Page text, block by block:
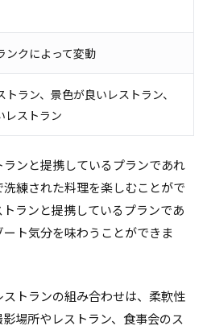
ンクによって変動
ラン、景色が良いレストラン、
レストラン
ンと提携しているプランであれ
練された料理を楽しむことがで
ランと提携しているプランであ
ト気分を味わうことができま
トランの組み合わせは、柔軟性
場所やレストラン、食事会のス